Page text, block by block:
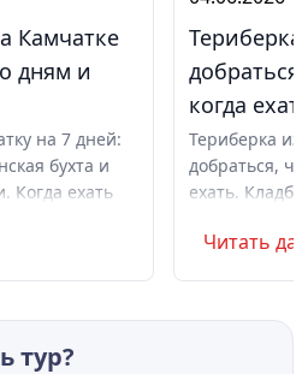
Камчатке
дням и
на 7 дней:
бухта и
Когда ехать
когда
Териберка
добраться,
ехать.
Маршрут на
Читать
тур?